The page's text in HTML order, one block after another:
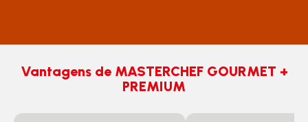
Vantagens de MASTERCHEF GOURMET +
PREMIUM